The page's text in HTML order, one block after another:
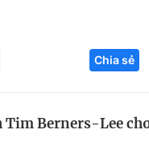
Công nghệ
Sản phẩm
Chia sẻ
Berners-Lee